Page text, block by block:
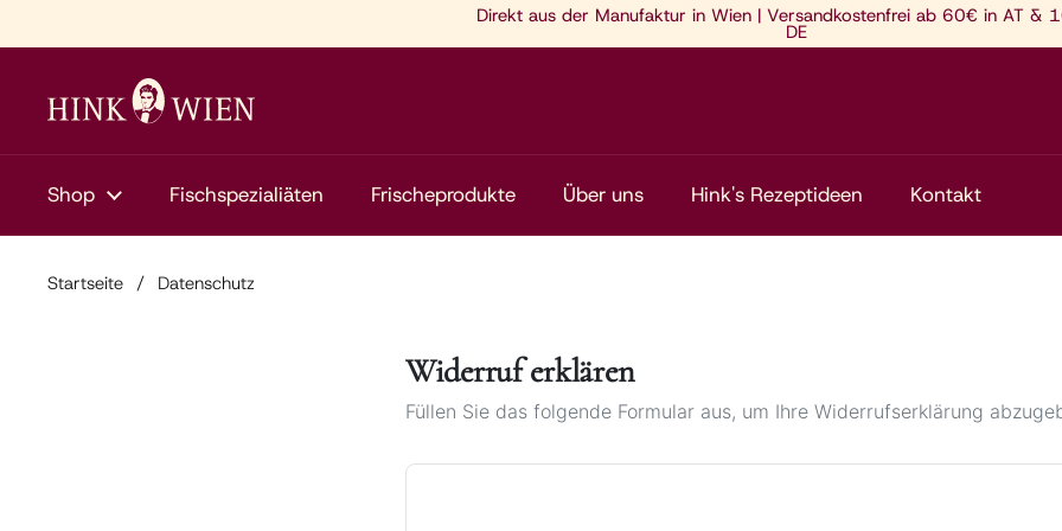
Direkt aus der Manufaktur in Wien | Versandkostenfrei ab 60€ in AT &
DE
Shop Fischspezialiäten Frischeprodukte Über uns Hink's Rezeptideen Kontakt
Startseite / Datenschutz
Widerruf erklären
Füllen Sie das folgende Formular aus, um Ihre Widerrufserklärung